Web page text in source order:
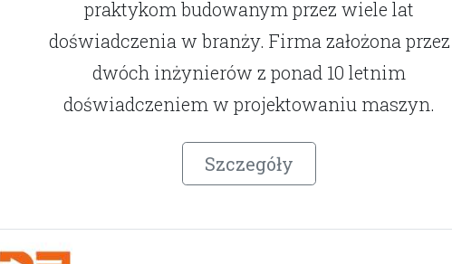
praktykom budowanym przez wiele lat
doświadczenia w branży. Firma założona przez
dwóch inżynierów z ponad 10 letnim
doświadczeniem w projektowaniu maszyn.
Szczegóły